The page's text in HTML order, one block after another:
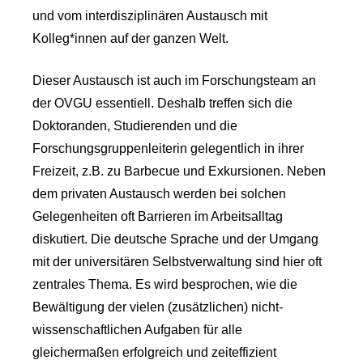
und vom interdisziplinären Austausch mit
Kolleg*innen auf der ganzen Welt.
Dieser Austausch ist auch im Forschungsteam an
der OVGU essentiell. Deshalb treffen sich die
Doktoranden, Studierenden und die
Forschungsgruppenleiterin gelegentlich in ihrer
Freizeit, z.B. zu Barbecue und Exkursionen. Neben
dem privaten Austausch werden bei solchen
Gelegenheiten oft Barrieren im Arbeitsalltag
diskutiert. Die deutsche Sprache und der Umgang
mit der universitären Selbstverwaltung sind hier oft
zentrales Thema. Es wird besprochen, wie die
Bewältigung der vielen (zusätzlichen) nicht-
wissenschaftlichen Aufgaben für alle
gleichermaßen erfolgreich und zeiteffizient